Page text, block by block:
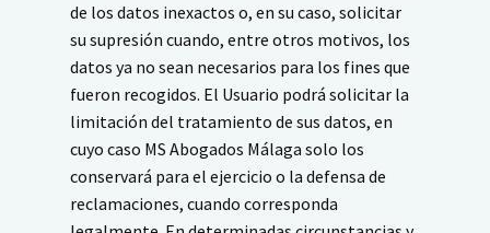
de los datos inexactos o, en su caso, solicitar
su supresión cuando, entre otros motivos, los
datos ya no sean necesarios para los fines que
fueron recogidos. El Usuario podrá solicitar la
limitación del tratamiento de sus datos, en
cuyo caso MS Abogados Málaga solo los
conservará para el ejercicio o la defensa de
reclamaciones, cuando corresponda